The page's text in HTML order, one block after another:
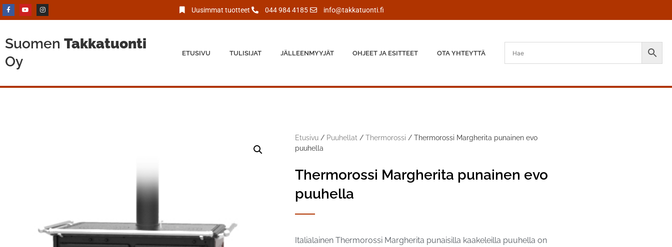
Uusimmat tuotteet 044 984 4185 info@takkatuonti.fi
Suomen Takkatuonti
Oy
ETUSIVU TULISIJAT JÄLLEENMYYJÄT OHJEET JA ESITTEET OTA YHTEYTTÄ
Etusivu / Puuhellat / Thermorossi / Thermorossi Margherita punainen evo
puuhella
Thermorossi Margherita punainen evo
puuhella
Italialainen Thermorossi Margherita punaisilla kaakeleilla puuhella on